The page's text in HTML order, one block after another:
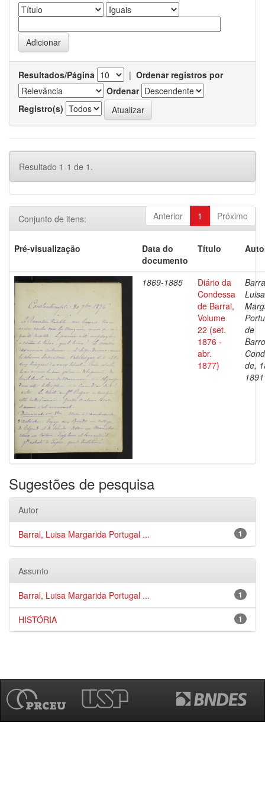
Resultados/Página | Ordenar registros por
Ordenar
Registro(s)
Resultado 1-1 de 1.
Anterior 1 Próximo
Conjunto de itens:
Pré-visualização
Data do
documento
Título
1869-1885
Diário da
Condessa
de Barral,
Volume
22 (set.
1876 -
abr.
1877)
Luisa
de
de,
1891
Sugestões de pesquisa
Autor
1
Barral, Luisa Margarida Portugal ...
Assunto
1
Barral, Luisa Margarida Portugal ...
1
HISTÓRIA